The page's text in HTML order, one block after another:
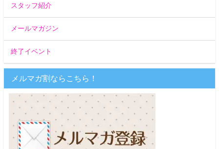
スタッフ紹介
メールマガジン
終了イベント
メルマガ割ならこちら！